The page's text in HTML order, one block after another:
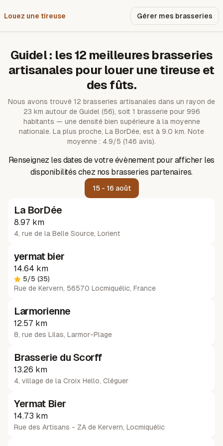
Louez une tireuse Gérer mes brasseries
Guidel: les12 meilleures brasseries
artisanales pour louer une tireuse et
des fûts.
Nous avons trouvé 12 brasseries artisanales dans un rayon de
23 km autour de Guidel (56), soit 1 brasserie pour 996
habitants — une densité bien supérieure à la moyenne
nationale. La plus proche, La BorDée, est à 9.0 km. Note
moyenne : 4.9/5 (146 avis).
Renseignez les dates de votre évènement pour afficher les
disponibilités chez nos brasseries partenaires.
15 - 16 août
La BorDée
8.97 km
4, rue de la Belle Source, Lorient
yermat bier
14.64 km
5/5 (35)
Rue de Kervern, 56570 Locmiquélic, France
Larmorienne
12.57 km
8, rue des Lilas, Larmor-Plage
Brasserie du Scorff
13.26 km
4, village de la Croix Hello, Cléguer
Yermat Bier
14.73 km
Rue des Artisans - ZA de Kervern, Locmiquélic